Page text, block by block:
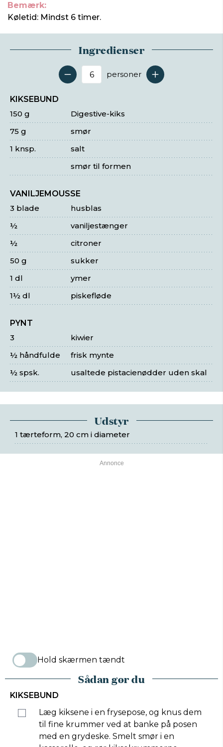
Bemærk:
Køletid: Mindst 6 timer.
Ingredienser
Antal serveringer
personer
KIKSEBUND
Digestive-kiks
150 g
smør
75 g
salt
1 knsp.
smør til formen
VANILJEMOUSSE
husblas
3 blade
vaniljestænger
½
citroner
½
sukker
50 g
ymer
1 dl
piskefløde
1½ dl
PYNT
kiwier
3
frisk mynte
½ håndfulde
usaltede pistacienødder uden skal
½ spsk.
Udstyr
1 tærteform, 20 cm i diameter
Hold skærmen tændt
Sådan gør du
KIKSEBUND
Læg kiksene i en frysepose, og knus dem
til fine krummer ved at banke på posen
med en grydeske. Smelt smør i en